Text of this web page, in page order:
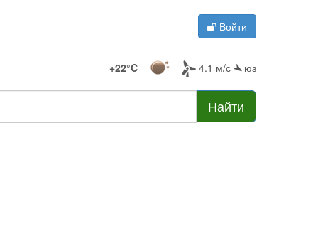
Войти
+22°C 4.1 м/с юз
Найти